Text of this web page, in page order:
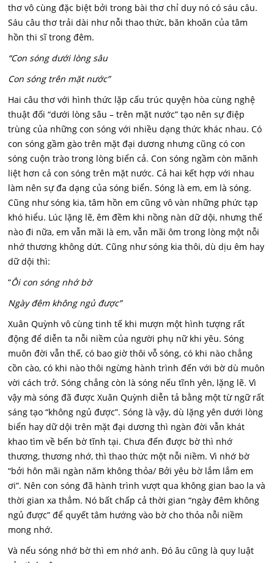
thơ vô cùng đặc biệt bởi trong bài thơ chỉ duy nó có sáu câu.
Sáu câu thơ trải dài như nỗi thao thức, băn khoăn của tâm
hồn thi sĩ trong đêm.
“Con sóng dưới lòng sâu
Con sóng trên mặt nước”
Hai câu thơ với hình thức lặp cấu trúc quyện hòa cùng nghệ
thuật đối “dưới lòng sâu – trên mặt nước” tạo nên sự điệp
trùng của những con sóng với nhiều dạng thức khác nhau. Có
con sóng gầm gào trên mặt đại dương nhưng cũng có con
sóng cuộn trào trong lòng biển cả. Con sóng ngầm còn mãnh
liệt hơn cả con sóng trên mặt nước. Cả hai kết hợp với nhau
làm nên sự đa dạng của sóng biển. Sóng là em, em là sóng.
Cũng như sóng kia, tâm hồn em cũng vô vàn những phức tạp
khó hiểu. Lúc lặng lẽ, êm đềm khi nồng nàn dữ dội, nhưng thế
nào đi nữa, em vẫn mãi là em, vẫn mãi ôm trong lòng một nỗi
nhớ thương không dứt. Cũng như sóng kia thôi, dù dịu êm hay
dữ dội thì:
“Ôi con sóng nhớ bờ
Ngày đêm không ngủ được”
Xuân Quỳnh vô cùng tinh tế khi mượn một hình tượng rất
động để diễn ta nỗi niềm của người phụ nữ khi yêu. Sóng
muôn đời vẫn thế, có bao giờ thôi vỗ sóng, có khi nào chẳng
cồn cào, có khi nào thôi ngừng hành trình đến với bờ dù muôn
vời cách trở. Sóng chẳng còn là sóng nếu tĩnh yên, lặng lẽ. Vì
vậy mà sóng đã được Xuân Quỳnh diễn tả bằng một từ ngữ rất
sáng tạo “không ngủ được”. Sóng là vậy, dù lặng yên dưới lòng
biển hay dữ dội trên mặt đại dương thì ngàn đời vẫn khát
khao tìm về bến bờ tĩnh tại. Chưa đến được bờ thì nhớ
thương, thương nhớ, thì thao thức một nỗi niềm. Vì nhớ bờ
“bởi hôn mãi ngàn năm không thỏa/ Bởi yêu bờ lắm lắm em
ơi”. Nên con sóng đã hành trình vượt qua không gian bao la và
thời gian xa thẳm. Nó bất chấp cả thời gian “ngày đêm không
ngủ được” để quyết tâm hướng vào bờ cho thỏa nỗi niềm
mong nhớ.
Và nếu sóng nhớ bờ thì em nhớ anh. Đó âu cũng là quy luật